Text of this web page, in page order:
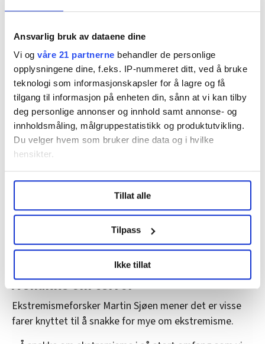
Ansvarlig bruk av dataene dine
Vi og våre 21 partnerne behandler de personlige
opplysningene dine, f.eks. IP-nummeret ditt, ved å bruke
teknologi som informasjonskapsler for å lagre og få
tilgang til informasjon på enheten din, sånn at vi kan tilby
deg personlige annonser og innhold samt annonse- og
innholdsmåling, målgruppestatistikk og produktutvikling.
Du velger hvem som bruker dine data og i hvilke
hensikter.
Hvis du gir oss lov, vil vi også gjerne:
Innhente informasjon om den geografiske
beliggenheten din, som kan være nøyaktig innenfor
Identifisere enheten din ved å aktivt skanne den
data behandles og hvordan du kan velge hvordan de skal
brukes. Du kan hele tiden endre eller trekke tilbake ditt
samtykke fra erklæringen om informasjonskapsler.
Tillat alle
Tilpass
Ikke tillat
tilbøyelige til å utøve terrorvold eller ikke.
– Men kombinasjonen av alt dette kan ha en god
effekt, tilføyer han.
Blodflekker og kulehull vitner om basketaket som fant sted da
terroristen Philip Manshaus tok seg inn i ­moskeen Al-Noor
Islamic ­Centre i Bærum 10. august 2019.
Å snakke om terror
Ekstremismeforsker Martin Sjøen mener det er visse
farer knyttet til å snakke for mye om ekstremisme.